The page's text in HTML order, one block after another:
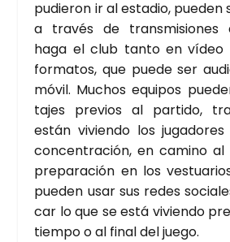
pudie­ron ir al esta­dio, pue­den
a tra­vés de trans­mi­sio­nes
haga el club tan­to en
for­ma­tos, que pue­de ser
móvil. Muchos equi­pos
ta­jes pre­vios al par­ti­do,
están vivien­do los
con­cen­tra­ción, en camino
pre­pa­ra­ción en los
pue­den usar sus redes
car lo que se está vivien­do
tiem­po o al final del jue­go.